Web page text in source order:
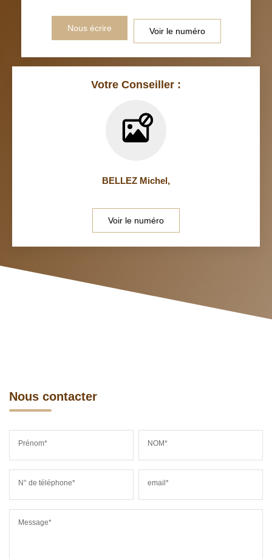
Nous écrire Voir le numéro
Votre Conseiller :
BELLEZ Michel,
Voir le numéro
Nous contacter
Prénom* NOM*
N° de téléphone* email*
Message*